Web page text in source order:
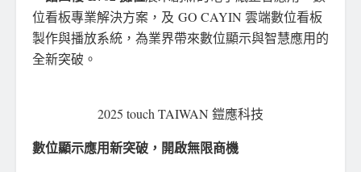
位看板專業解決方案，及 GO CAYIN 雲端數位看板
製作與播放系統，為業界帶來數位顯示與智慧應用的
全新突破。
2025 touch TAIWAN 鎧應科技
數位顯示應用新突破，開啟無限商機